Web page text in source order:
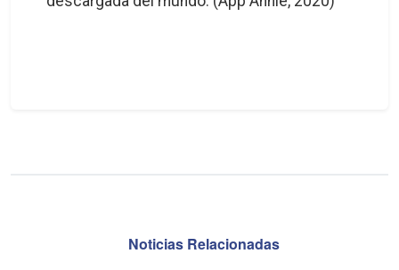
Noticias Relacionadas